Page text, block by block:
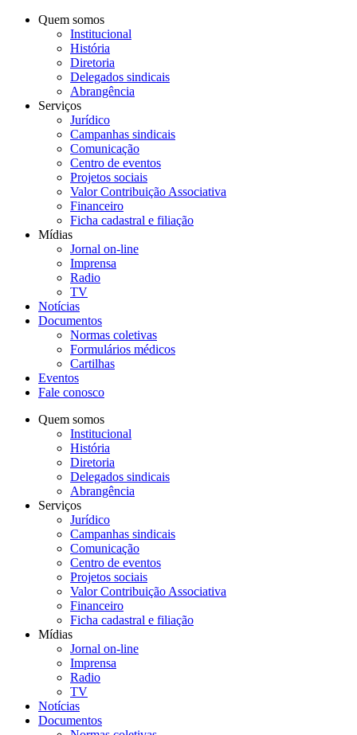
Quem somos
Institucional
História
Diretoria
Delegados sindicais
Abrangência
Serviços
Jurídico
Campanhas sindicais
Comunicação
Centro de eventos
Projetos sociais
Valor Contribuição Associativa
Financeiro
Ficha cadastral e filiação
Mídias
Jornal on-line
Imprensa
Radio
TV
Notícias
Documentos
Normas coletivas
Formulários médicos
Cartilhas
Eventos
Fale conosco
Quem somos
Institucional
História
Diretoria
Delegados sindicais
Abrangência
Serviços
Jurídico
Campanhas sindicais
Comunicação
Centro de eventos
Projetos sociais
Valor Contribuição Associativa
Financeiro
Ficha cadastral e filiação
Mídias
Jornal on-line
Imprensa
Radio
TV
Notícias
Documentos